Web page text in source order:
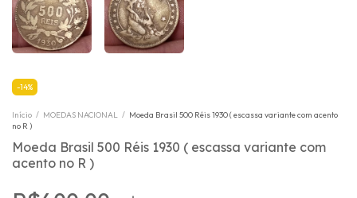
-14%
Início / MOEDAS NACIONAL / Moeda Brasil 500 Réis 1930 ( escassa variante com acento
no R )
Moeda Brasil 500 Réis 1930 ( escassa variante com
acento no R )